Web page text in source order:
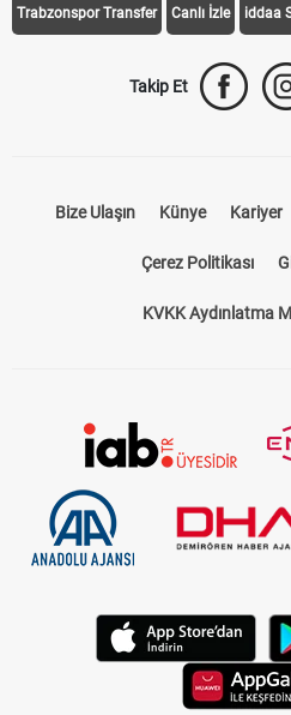
Trabzonspor Transfer Canlı İzle iddaa
Takip Et
Bize Ulaşın Künye Kariyer
Çerez Politikası
KVKK Aydınlatma